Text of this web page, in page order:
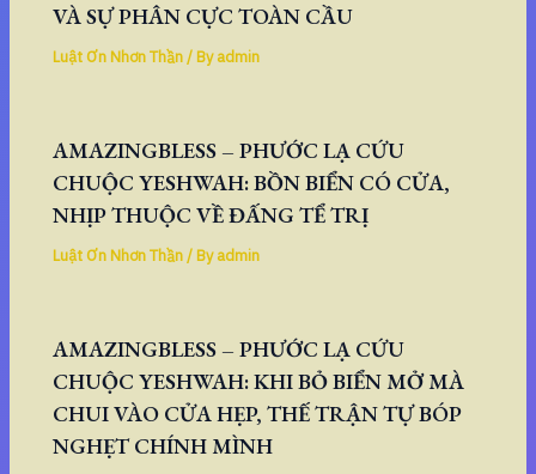
VÀ SỰ PHÂN CỰC TOÀN CẦU
Luật Ơn Nhơn Thần/ Byadmin
AMAZINGBLESS – PHƯỚC LẠ CỨU
CHUỘC YESHWAH: BỒN BIỂN CÓ CỬA,
NHỊP THUỘC VỀ ĐẤNG TỂ TRỊ
Luật Ơn Nhơn Thần/ Byadmin
AMAZINGBLESS – PHƯỚC LẠ CỨU
CHUỘC YESHWAH: KHI BỎ BIỂN MỞ MÀ
CHUI VÀO CỬA HẸP, THẾ TRẬN TỰ BÓP
NGHẸT CHÍNH MÌNH